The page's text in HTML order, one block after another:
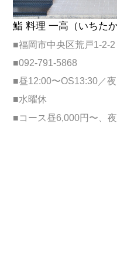
鮨 料理 一高（いちたか
■福岡市中央区荒戸1-2-
■092-791-5868
■昼12:00〜OS13:30／
■水曜休
■コース昼6,000円〜、